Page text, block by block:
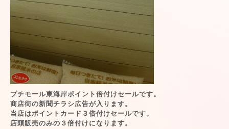
プチモール東海岸ポイント倍付けセールです。
商店街の新聞チラシ広告が入ります。
当店はポイントカード３倍付けセールです。
店頭販売のみの３倍付けになります。